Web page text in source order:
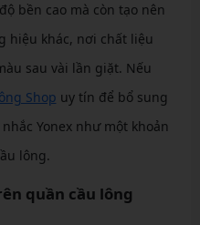
bền cao mà còn tạo nên
hiệu khác, nơi chất liệu
sau vài lần giặt. Nếu
Shop uy tín để bổ sung
Yonex như một khoản
lông.
quần cầu lông